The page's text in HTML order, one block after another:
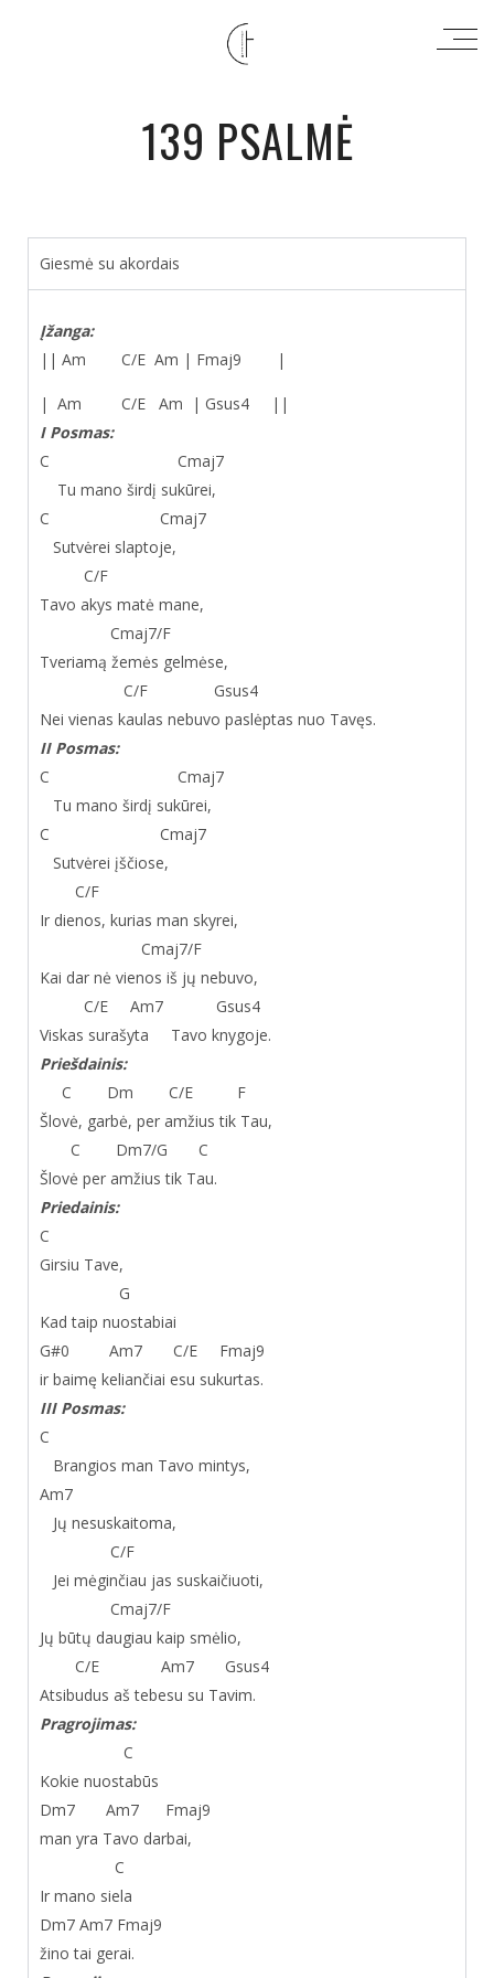
139 PSALMĖ
Giesmė su akordais
Įžanga:
|| Am C/E Am | Fmaj9 |
| Am C/E Am | Gsus4 ||
I Posmas:
C Cmaj7
Tu mano širdį sukūrei,
C Cmaj7
Sutvėrei slaptoje,
C/F
Tavo akys matė mane,
Cmaj7/F
Tveriamą žemės gelmėse,
C/F Gsus4
Nei vienas kaulas nebuvo paslėptas nuo Tavęs.
II Posmas:
C Cmaj7
Tu mano širdį sukūrei,
C Cmaj7
Sutvėrei įščiose,
C/F
Ir dienos, kurias man skyrei,
Cmaj7/F
Kai dar nė vienos iš jų nebuvo,
C/E Am7 Gsus4
Viskas surašyta Tavo knygoje.
Priešdainis:
C Dm C/E F
Šlovė, garbė, per amžius tik Tau,
C Dm7/G C
Šlovė per amžius tik Tau.
Priedainis:
C
Girsiu Tave,
G
Kad taip nuostabiai
G#0 Am7 C/E Fmaj9
ir baimę keliančiai esu sukurtas.
III Posmas:
C
Brangios man Tavo mintys,
Am7
Jų nesuskaitoma,
C/F
Jei mėginčiau jas suskaičiuoti,
Cmaj7/F
Jų būtų daugiau kaip smėlio,
C/E Am7 Gsus4
Atsibudus aš tebesu su Tavim.
Pragrojimas:
C
Kokie nuostabūs
Dm7 Am7 Fmaj9
man yra Tavo darbai,
C
Ir mano siela
Dm7 Am7 Fmaj9
žino tai gerai.